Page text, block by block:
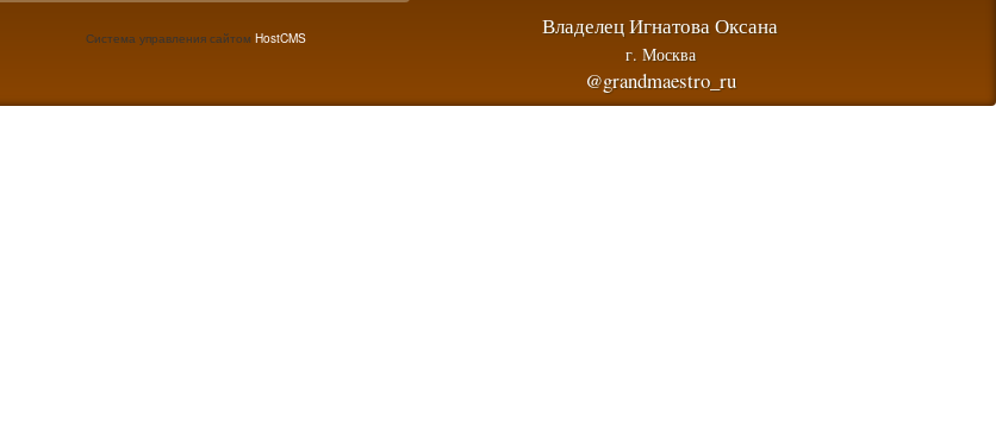
Владелец Игнатова Оксана
г. Москва
@grandmaestro_ru
Система управления сайтом HostCMS